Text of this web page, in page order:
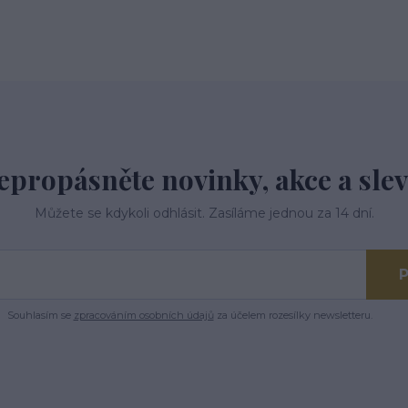
novinky, akce a
Můžete se kdykoli odhlásit. Zasíláme jednou za 14 dní.
Souhlasím se zpracováním osobních údajů za účelem rozesílky newsletteru.